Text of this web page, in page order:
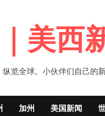
美西
览全球。小伙伴们自己的
加州 美国新闻